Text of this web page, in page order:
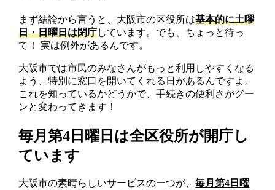
まず結論から言うと、大阪市の区役所は基本的に土曜
日・日曜日は閉庁しています。でも、ちょっと待っ
て！ 実は例外があるんです。
大阪市では市民のみなさんがもっと利用しやすくなる
よう、特別に窓口を開いてくれる日があるんですよ。
これを知っているかどうかで、手続きの便利さがグー
ンと変わってきます！
毎月第4日曜日は全区役所が開庁し
ています
大阪市の素晴らしいサービスの一つが、毎月第4日曜